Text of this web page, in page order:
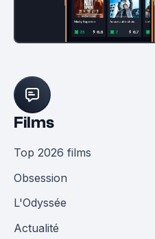
Films
Top 2026 films
Obsession
L'Odyssée
Actualité